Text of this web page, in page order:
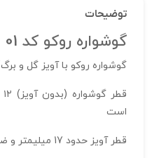
توضیحات
گوشواره روکو کد 01
گوشواره روکو با آویز گل و برگT تعداد سنگ ۴۲ عدد
است
قطر آویز حدود 17 میلیمتر و ضخامت آن 1 میلیمتر است.